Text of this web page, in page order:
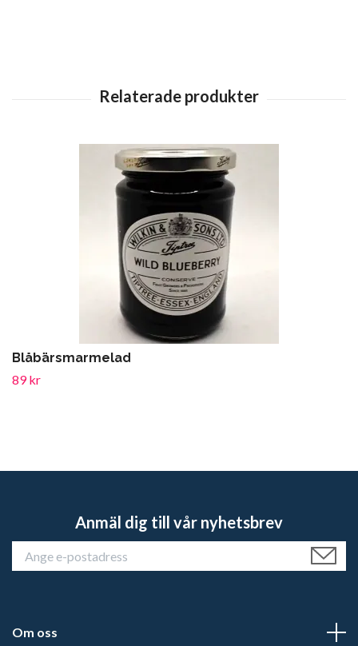
Blåbärsmarmelad
89 kr
Anmäl dig till vår nyhetsbrev
Om oss